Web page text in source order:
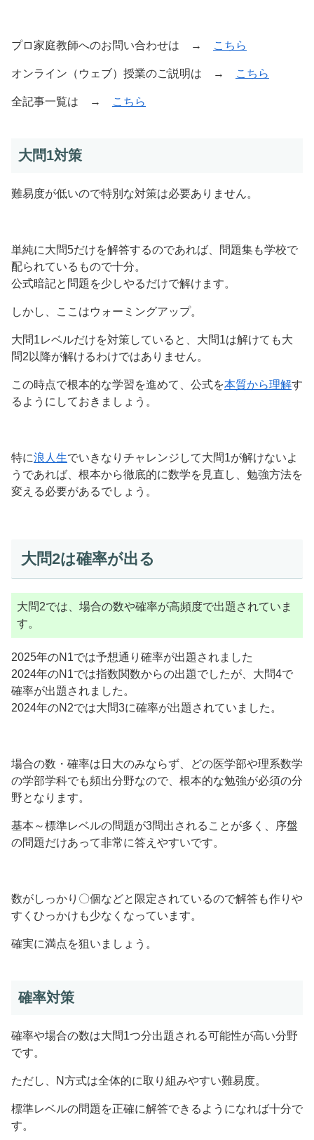
プロ家庭教師へのお問い合わせは → こちら
オンライン（ウェブ）授業のご説明は → こちら
全記事一覧は → こちら
大問1対策
難易度が低いので特別な対策は必要ありません。
単純に大問5だけを解答するのであれば、問題集も学校で
配られているもので十分。
公式暗記と問題を少しやるだけで解けます。
しかし、ここはウォーミングアップ。
大問1レベルだけを対策していると、大問1は解けても大
問2以降が解けるわけではありません。
この時点で根本的な学習を進めて、公式を本質から理解す
るようにしておきましょう。
特に浪人生でいきなりチャレンジして大問1が解けないよ
うであれば、根本から徹底的に数学を見直し、勉強方法を
変える必要があるでしょう。
大問2は確率が出る
大問2では、場合の数や確率が高頻度で出題されていま
す。
2025年のN1では予想通り確率が出題されました
2024年のN1では指数関数からの出題でしたが、大問4で
確率が出題されました。
2024年のN2では大問3に確率が出題されていました。
場合の数・確率は日大のみならず、どの医学部や理系数学
の学部学科でも頻出分野なので、根本的な勉強が必須の分
野となります。
基本～標準レベルの問題が3問出されることが多く、序盤
の問題だけあって非常に答えやすいです。
数がしっかり〇個などと限定されているので解答も作りや
すくひっかけも少なくなっています。
確実に満点を狙いましょう。
確率対策
確率や場合の数は大問1つ分出題される可能性が高い分野
です。
ただし、N方式は全体的に取り組みやすい難易度。
標準レベルの問題を正確に解答できるようになれば十分で
す。